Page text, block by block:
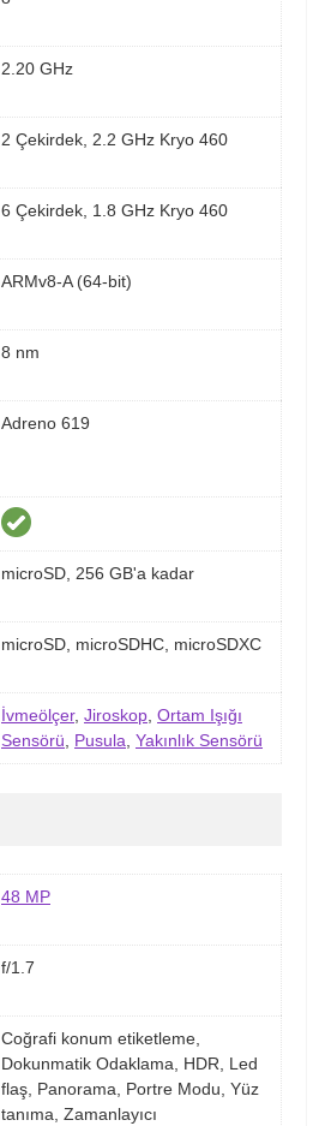
2.20 GHz
2 Çekirdek, 2.2 GHz Kryo 460
6 Çekirdek, 1.8 GHz Kryo 460
ARMv8-A (64-bit)
8 nm
Adreno 619
microSD, 256 GB'a kadar
microSD, microSDHC, microSDXC
İvmeölçer, Jiroskop, Ortam Işığı
Sensörü, Pusula, Yakınlık Sensörü
48 MP
f/1.7
Coğrafi konum etiketleme,
Dokunmatik Odaklama, HDR, Led
flaş, Panorama, Portre Modu, Yüz
tanıma, Zamanlayıcı